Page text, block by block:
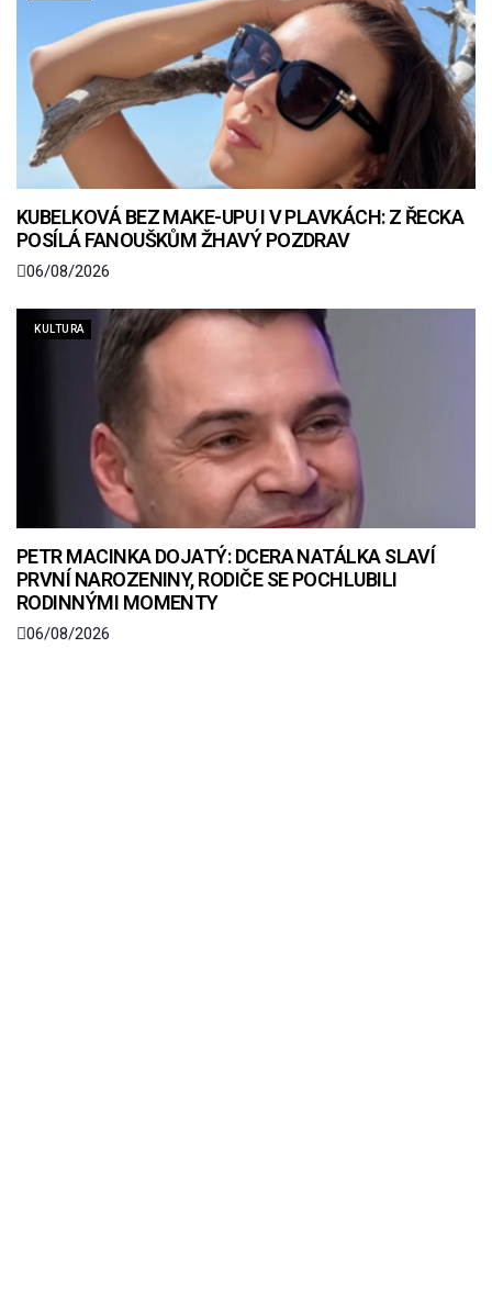
KUBELKOVÁ BEZ MAKE-UPU I V PLAVKÁCH: Z ŘECKA
POSÍLÁ FANOUŠKŮM ŽHAVÝ POZDRAV
06/08/2026
KULTURA
PETR MACINKA DOJATÝ: DCERA NATÁLKA SLAVÍ
PRVNÍ NAROZENINY, RODIČE SE POCHLUBILI
RODINNÝMI MOMENTY
06/08/2026